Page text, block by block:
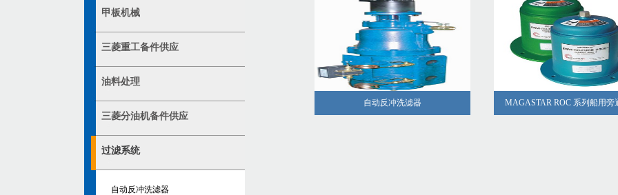
甲板机械
三菱重工备件供应
油料处理
三菱分油机备件供应
过滤系统
自动反冲洗滤器
自动反冲洗滤器 MAGASTAR ROC 系列船用旁